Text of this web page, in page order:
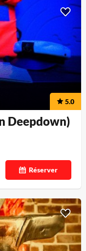
5.0
Deepdown)
Réserver